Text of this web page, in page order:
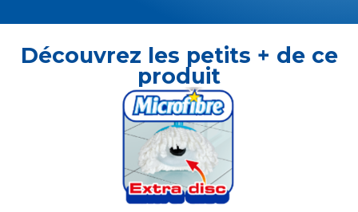
Découvrez les petits + de ce
produit